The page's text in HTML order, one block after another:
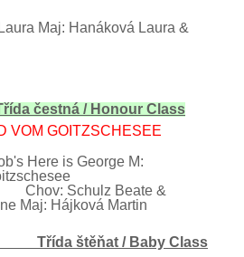
Laura Maj: Hanáková Laura &
čestná / Honour Class
VOM GOITZSCHESEE
Here is George M:
Chov: Schulz Beate &
Maj: Hájková Martin
štěňat / Baby Class